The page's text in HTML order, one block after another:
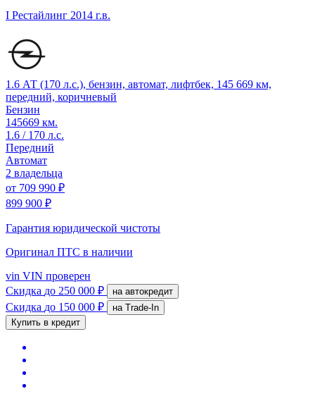
I Рестайлинг 2014 г.в.
1.6 АТ (170 л.с.), бензин, автомат, лифтбек, 145 669 км,
передний, коричневый
Бензин
145669 км.
1.6 / 170 л.с.
Передний
Автомат
2 владельца
от 709 990 ₽
899 900 ₽
Гарантия юридической чистоты
Оригинал ПТС в наличии
vin VIN проверен
Скидка до 250 000 ₽ на автокредит
Скидка до 150 000 ₽
на Trade-In
Купить в кредит